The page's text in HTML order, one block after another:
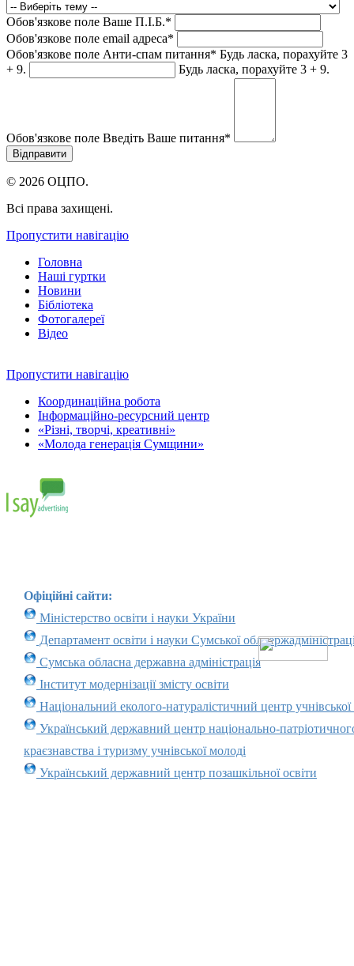
Обов'язкове поле Ваше П.I.Б.*
Обов'язкове поле email адреса*
Обов'язкове поле Анти-спам питання* Будь ласка, порахуйте 3
+ 9.
Будь ласка, порахуйте 3 + 9.
Обов'язкове поле Введіть Ваше питання*
© 2026 ОЦПО.
Всі права захищені.
Пропустити навігацію
Головна
Наші гуртки
Новини
Бібліотека
Фотогалереї
Відео
Пропустити навігацію
Координаційна робота
Інформаційно-ресурсний центр
«Різні, творчі, креативні»
«Молода генерація Сумщини»
Офіційні сайти:
Міністерство освіти і науки України
Департамент освіти і науки Сумської
Сумська обласна державна адміністрація
Інститут модернізації змісту освіти
Національний еколого-натуралістичний центр учнівської
Український державний центр національно-
краєзнавства і туризму учнівської молоді
Український державний центр позашкільної освіти